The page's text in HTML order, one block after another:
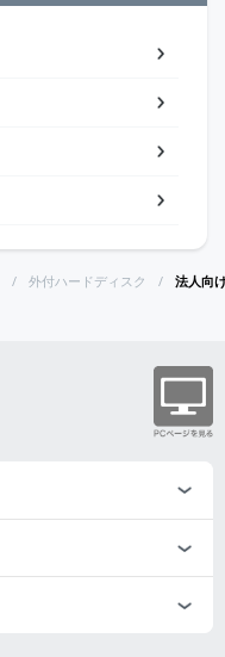
外付ハードディスク 法人向